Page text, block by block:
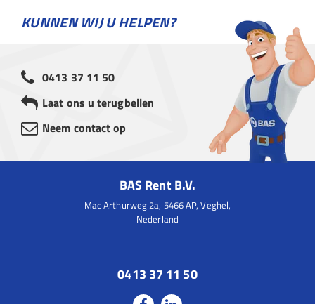
KUNNEN WIJ U HELPEN?
0413 37 11 50
Laat ons u terugbellen
Neem contact op
BAS Rent B.V.
Mac Arthurweg 2a, 5466 AP, Veghel,
Nederland
0413 37 11 50